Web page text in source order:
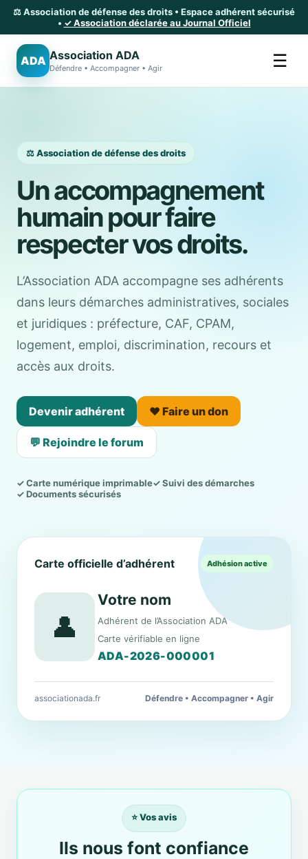
⚖️ Association de défense des droits • Espace adhérent sécurisé
• ✓ Association déclarée au Journal Officiel
ADA Association ADA
Défendre • Accompagner • Agir ☰
⚖️ Association de défense des droits
Un accompagnement
humain pour faire
respecter vos droits.
L’Association ADA accompagne ses adhérents
dans leurs démarches administratives, sociales
et juridiques : préfecture, CAF, CPAM,
logement, emploi, discrimination, recours et
accès aux droits.
Devenir adhérent ❤️ Faire un don
💬 Rejoindre le forum
✓ Carte numérique imprimable✓ Suivi des démarches
✓ Documents sécurisés
Carte officielle d’adhérent Adhésion active
👤
Votre nom
Adhérent de l’Association ADA
Carte vérifiable en ligne
ADA-2026-000001
associationada.fr Défendre • Accompagner • Agir
⭐ Vos avis
Ils nous font confiance